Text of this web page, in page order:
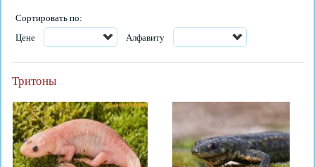
Сортировать по:
Цене
Алфавиту
Тритоны